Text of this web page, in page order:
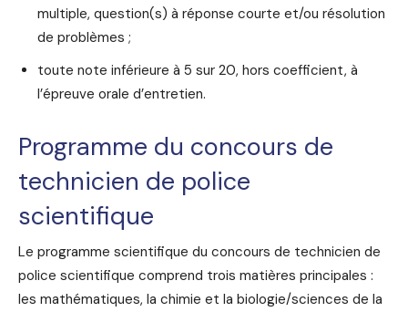
multiple, question(s) à réponse courte et/ou résolution
de problèmes ;
toute note inférieure à 5 sur 20, hors coefficient, à
l’épreuve orale d’entretien.
Programme du concours de
technicien de police
scientifique
Le programme scientifique du concours de technicien de
police scientifique comprend trois matières principales :
les mathématiques, la chimie et la biologie/sciences de la